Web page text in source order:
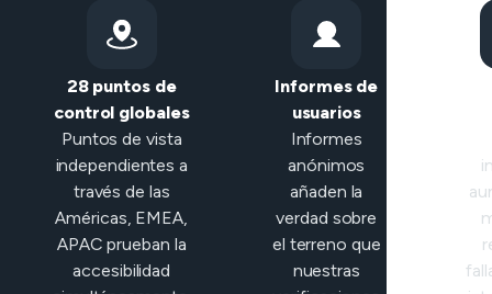
28 puntos de
control globales
Puntos de vista
independientes a
través de las
Américas, EMEA,
APAC prueban la
accesibilidad
Informes de
usuarios
Informes
anónimos
añaden la
verdad sobre
el terreno que
nuestras